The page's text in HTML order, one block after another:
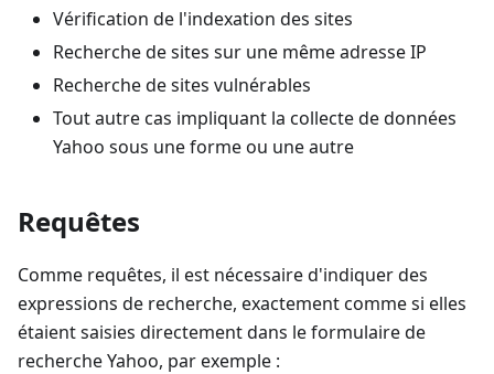
Vérification de l'indexation des sites
Recherche de sites sur une même adresse IP
Recherche de sites vulnérables
Tout autre cas impliquant la collecte de données
Yahoo sous une forme ou une autre
Requêtes
Comme requêtes, il est nécessaire d'indiquer des
expressions de recherche, exactement comme si elles
étaient saisies directement dans le formulaire de
recherche Yahoo, par exemple :